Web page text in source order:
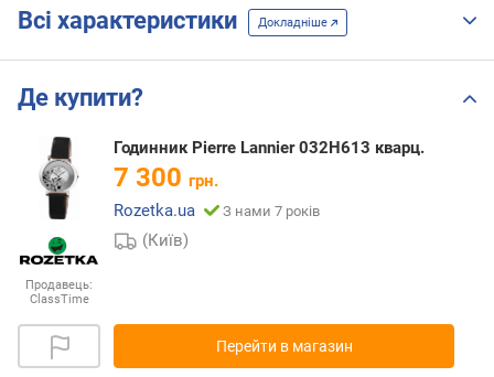
Всі характеристики Докладніше
Де купити?
Продавець:
ClassTime
Годинник Pierre Lannier 032H613 кварц.
7 300 грн.
Rozetka.ua
З нами 7 років
(Київ)
Перейти в магазин